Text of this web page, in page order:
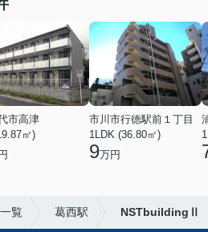
市高津
㎡)
市川市行徳駅前１丁目
1LDK (36.80㎡)
9万円
覧 葛西駅 NSTbuildingⅡ